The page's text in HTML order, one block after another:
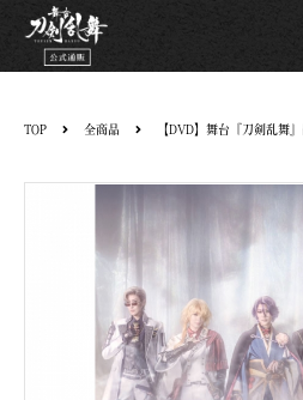
TOP 全商品 【DVD】舞台『刀剣乱舞